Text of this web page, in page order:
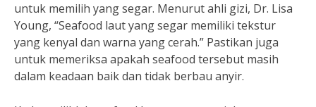
untuk memilih yang segar. Menurut ahli gizi, Dr. Lisa
Young, “Seafood laut yang segar memiliki tekstur
yang kenyal dan warna yang cerah.” Pastikan juga
untuk memeriksa apakah seafood tersebut masih
dalam keadaan baik dan tidak berbau anyir.